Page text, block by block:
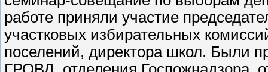
работе приняли участие
участковых избирательных
поселений, директора школ. Были